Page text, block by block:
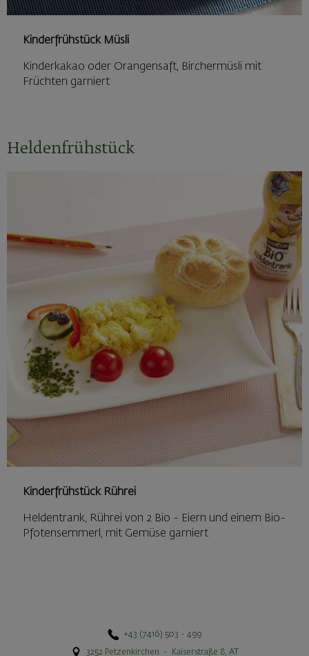
Kinderfrühstück Müsli
Kinderkakao oder Orangensaft, Birchermüsli mit
Früchten garniert
Heldenfrühstück
Kinderfrühstück Rührei
Heldentrank, Rührei von 2 Bio - Eiern und einem Bio-
Pfotensemmerl, mit Gemüse garniert
+43 (7416) 503 - 499
3252 Petzenkirchen - Kaiserstraße 8,AT